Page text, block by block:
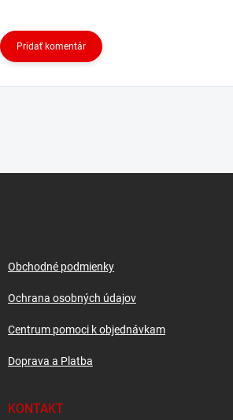
Pridať komentár
Obchodné podmienky
Ochrana osobných údajov
Centrum pomoci k objednávkam
Doprava a Platba
KONTAKT